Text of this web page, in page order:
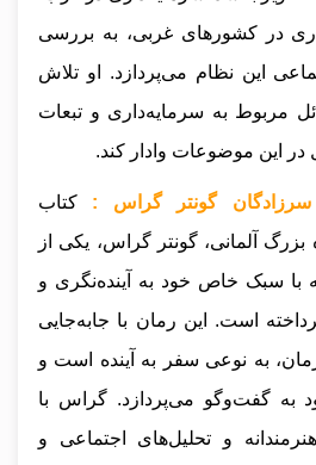
در کشورهای غربی، به بررسی
این نظام می‌پردازد. او تلاش
مربوط به سرمایه‌داری و تبعات
در این موضوعات وادار کند.
گونتر گراس : کتاب
بزرگ آلمانی، گونتر گراس، یکی از
با سبک خاص خود به آینده‌نگری و
است. این رمان با جابه‌جایی
به نوعی سفر به آینده است و
به گفت‌وگو می‌پردازد. گراس با
و تحلیل‌های اجتماعی و